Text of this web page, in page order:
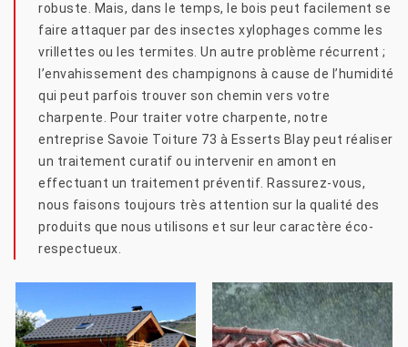
robuste. Mais, dans le temps, le bois peut facilement se
faire attaquer par des insectes xylophages comme les
vrillettes ou les termites. Un autre problème récurrent ;
l’envahissement des champignons à cause de l’humidité
qui peut parfois trouver son chemin vers votre
charpente. Pour traiter votre charpente, notre
entreprise Savoie Toiture 73 à Esserts Blay peut réaliser
un traitement curatif ou intervenir en amont en
effectuant un traitement préventif. Rassurez-vous,
nous faisons toujours très attention sur la qualité des
produits que nous utilisons et sur leur caractère éco-
respectueux.